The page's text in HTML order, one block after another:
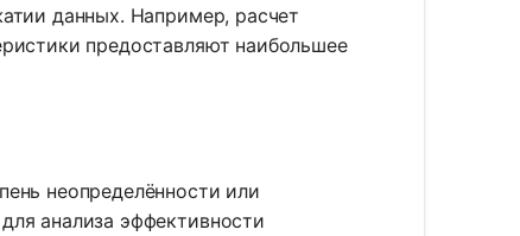
данных. Например, расчет
предоставляют наибольшее
неопределённости или
анализа эффективности